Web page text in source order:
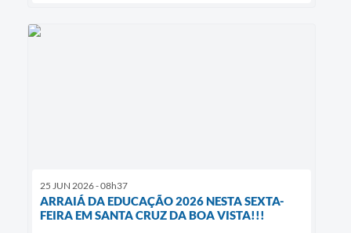
25 JUN 2026 - 08h37
ARRAIÁ DA EDUCAÇÃO 2026 NESTA SEXTA-
FEIRA EM SANTA CRUZ DA BOA VISTA!!!